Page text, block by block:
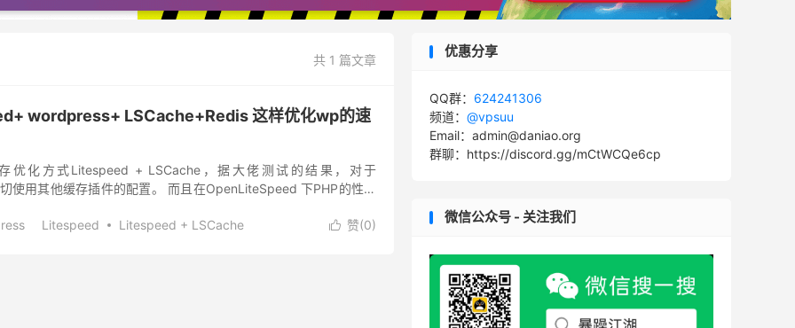
共 1 篇文章
wordpress+ LSCache+Redis 这样优化wp的速
优化方式Litespeed + LSCache，据大佬测试的结果，对于
使用其他缓存插件的配置。 而且在OpenLiteSpeed 下PHP的性能
 赞(0)
Litespeed
Litespeed + LSCache
优惠分享
QQ群： 624241306
频道： @vpsuu
Email：admin@daniao.org
群聊：https://discord.gg/mCtWCQe6cp
微信公众号 - 关注我们